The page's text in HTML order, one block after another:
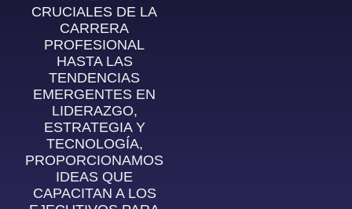
CRUCIALES DE LA
CARRERA
PROFESIONAL
HASTA LAS
TENDENCIAS
EMERGENTES EN
LIDERAZGO,
ESTRATEGIA Y
TECNOLOGÍA,
PROPORCIONAMOS
IDEAS QUE
CAPACITAN A LOS